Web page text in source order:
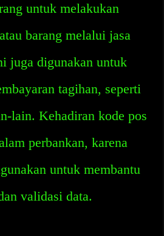
untuk melakukan
barang melalui jasa
juga digunakan untuk
tagihan, seperti
lain. Kehadiran kode pos
perbankan, karena
untuk membantu
validasi data.